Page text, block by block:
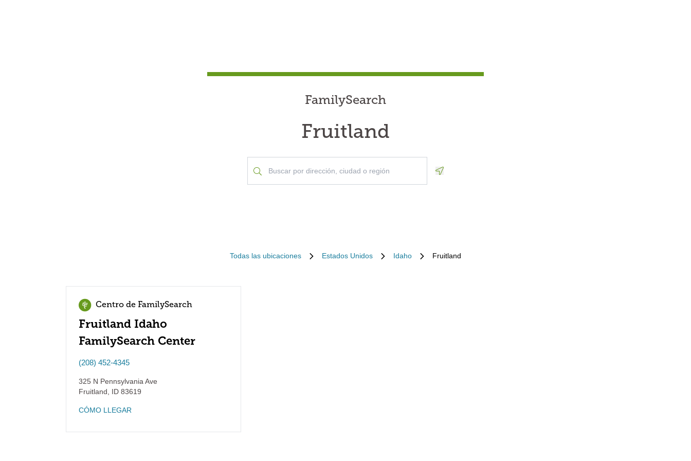
FamilySearch
Fruitland
Todas las ubicaciones Estados Unidos Idaho Fruitland
Centro de FamilySearch
Fruitland Idaho
FamilySearch Center
(208) 452-4345
325 N Pennsylvania Ave
Fruitland
ID 83619
CÓMO LLEGAR